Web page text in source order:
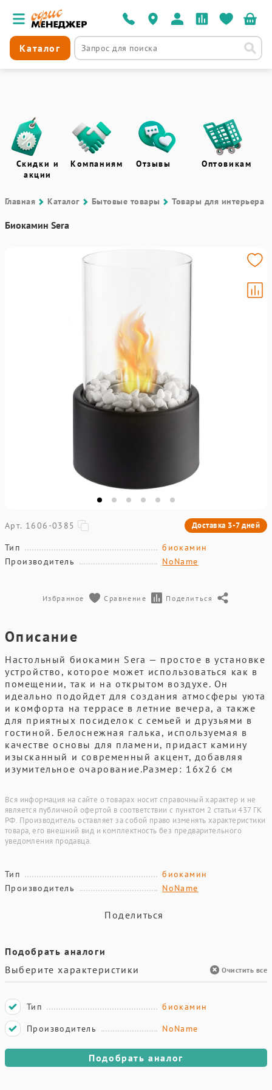
Каталог
Скидки и
акции
Компаниям Отзывы Оптовикам
Главная Каталог Бытовые товары Товары для интерьера
Биокамин Sera
Арт. 1606-0385 Доставка 3-7 дней
Тип
биокамин
Производитель
NoName
Избранное Сравнение Поделиться
Описание
Настольный биокамин Sera — простое в установке
устройство, которое может использоваться как в
помещении, так и на открытом воздухе. Он
идеально подойдет для создания атмосферы уюта
и комфорта на террасе в летние вечера, а также
для приятных посиделок с семьей и друзьями в
гостиной. Белоснежная галька, используемая в
качестве основы для пламени, придаст камину
изысканный и современный акцент, добавляя
изумительное очарование.Размер: 16x26 см
Вся информация на сайте о товарах носит справочный характер и не
является публичной офертой в соответствии с пунктом 2 статьи 437 ГК
РФ. Производитель оставляет за собой право изменять характеристики
товара, его внешний вид и комплектность без предварительного
уведомления продавца.
Тип
биокамин
Производитель
NoName
Поделиться
Подобрать аналоги
Выберите характеристики
Очистить все
Тип
биокамин
Производитель
NoName
Подобрать аналог